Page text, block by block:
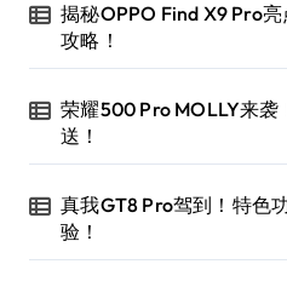
揭秘OPPO Find X9 Pro
攻略！
荣耀500 Pro MOLLY来
送！
真我GT8 Pro驾到！特色
验！